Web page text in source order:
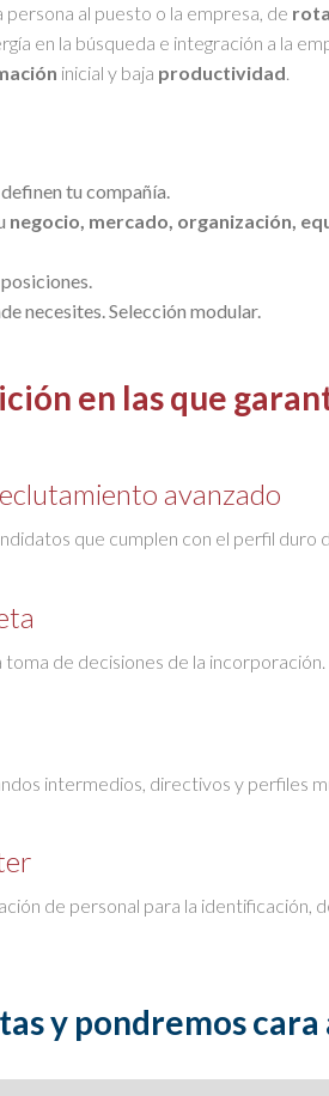
persona al puesto o la empresa, de
en la búsqueda e integración a la
inicial y baja productividad.
tu compañía.
negocio, mercado, organización,
necesites. Selección modular.
en las que
avanzado
que cumplen con el perfil duro
toma de decisiones de la
intermedios, directivos y perfiles
de personal para la identificación,
y pondremos